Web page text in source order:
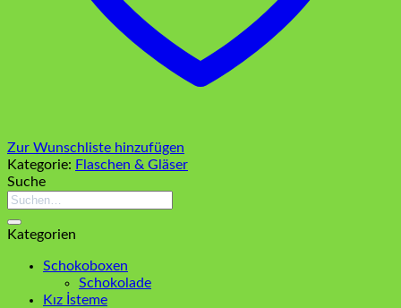
Zur Wunschliste hinzufügen
Kategorie: Flaschen & Gläser
Suche
Suchen
Kategorien
Schokoboxen
Schokolade
Kız İsteme